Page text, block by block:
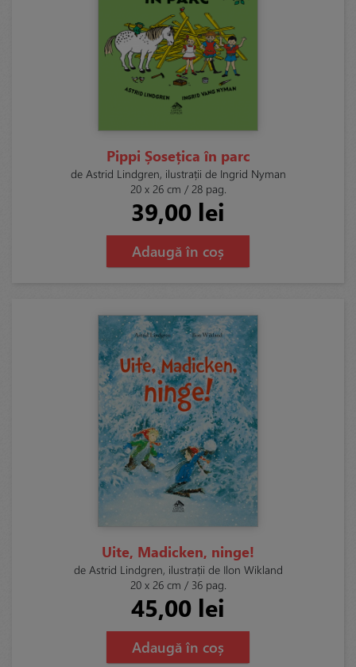
Pippi Șosețica în parc
de Astrid Lindgren, ilustrații de Ingrid Nyman
20 x 26 cm / 28 pag.
39,00 lei
Adaugă în coș
Uite, Madicken, ninge!
de Astrid Lindgren, ilustrații de Ilon Wikland
20 x 26 cm / 36 pag.
45,00 lei
Adaugă în coș